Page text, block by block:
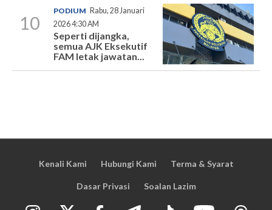
10
PODIUM Rabu, 28 Januari
2026 4:30 AM
Seperti dijangka,
semua AJK Eksekutif
FAM letak jawatan...
Kenali Kami Hubungi Kami Terma & Syarat
Dasar Privasi Soalan Lazim